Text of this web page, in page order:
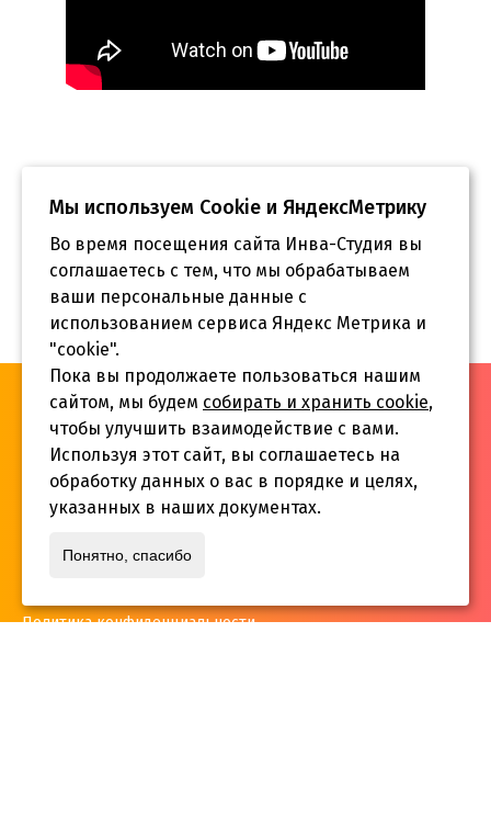
«Инва-Студия. Академия. Центр социальной реабилитации»,
© 2026 г.
г. Краснодар, ул.Садовая 12/14
Политика конфиденциальности
Мы используем Сookie и ЯндексМетрику
Во время посещения сайта Инва-Студия вы
соглашаетесь с тем, что мы обрабатываем
ваши персональные данные с
использованием сервиса Яндекс Метрика и
"cookie".
Пока вы продолжаете пользоваться нашим
сайтом, мы будем собирать и хранить cookie,
чтобы улучшить взаимодействие с вами.
Используя этот сайт, вы соглашаетесь на
обработку данных о вас в порядке и целях,
указанных в наших документах.
Понятно, спасибо